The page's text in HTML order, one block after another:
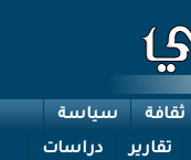
ثقافة
سياسة
تقارير
دراسات